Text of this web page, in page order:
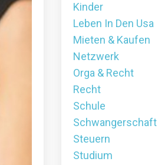
Kinder
Leben In Den Usa
Mieten & Kaufen
Netzwerk
Orga & Recht
Recht
Schule
Schwangerschaft
Steuern
Studium